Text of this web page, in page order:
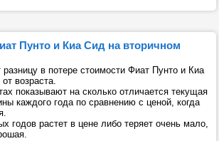
Пунто и Киа Сид на вторичном
разницу в потере стоимости Фиат Пунто и Киа
возраста.
показывают на сколько отличается текущая
каждого года по сравнению с ценой, когда
годов растет в цене либо теряет очень мало,